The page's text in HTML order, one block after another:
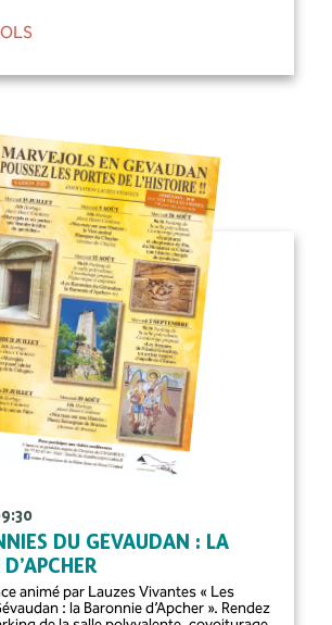
DU GÉVAUDAN : LA
animé par Lauzes Vivantes « Les
: la Baronnie d’Apcher ». Rendez